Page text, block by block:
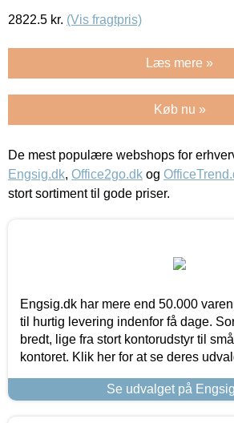
2822.5 kr. (Vis fragtpris)
Læs mere »
Køb nu »
De mest populære webshops for
Engsig.dk, Office2go.dk og
stort sortiment til gode priser.
Engsig.dk har mere end 50.000
til hurtig levering indenfor få dage.
bredt, lige fra stort kontorudstyr til
kontoret. Klik her for at se deres
Se udvalget på